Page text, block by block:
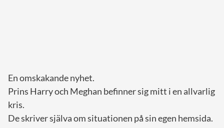
En omskakande nyhet.
Prins Harry och Meghan befinner sig mitt i en allvarlig
kris.
De skriver själva om situationen på sin egen hemsida.